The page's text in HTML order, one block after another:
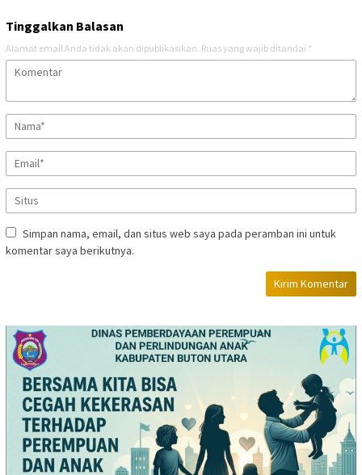
Tinggalkan Balasan
Alamat email Anda tidak akan dipublikasikan. Ruas yang wajib ditandai *
Simpan nama, email, dan situs web saya pada peramban ini untuk
komentar saya berikutnya.